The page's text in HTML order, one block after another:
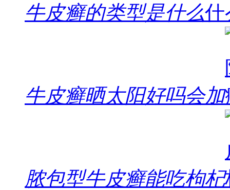
牛皮癣的类型是什么
牛皮癣晒太阳好吗会加
脓包型牛皮癣能吃枸杞